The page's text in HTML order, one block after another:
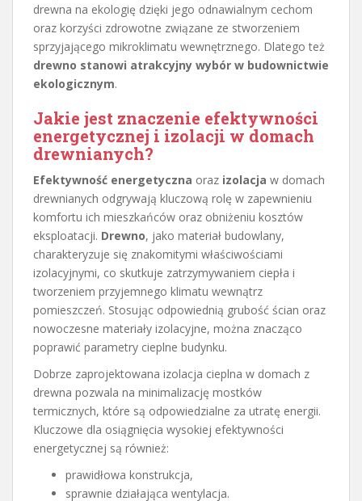
drewna na ekologię dzięki jego odnawialnym cechom
oraz korzyści zdrowotne związane ze stworzeniem
sprzyjającego mikroklimatu wewnętrznego. Dlatego też
drewno stanowi atrakcyjny wybór w budownictwie
ekologicznym.
Jakie jest znaczenie efektywności
energetycznej i izolacji w domach
drewnianych?
Efektywność energetyczna oraz izolacja w domach
drewnianych odgrywają kluczową rolę w zapewnieniu
komfortu ich mieszkańców oraz obniżeniu kosztów
eksploatacji. Drewno, jako materiał budowlany,
charakteryzuje się znakomitymi właściwościami
izolacyjnymi, co skutkuje zatrzymywaniem ciepła i
tworzeniem przyjemnego klimatu wewnątrz
pomieszczeń. Stosując odpowiednią grubość ścian oraz
nowoczesne materiały izolacyjne, można znacząco
poprawić parametry cieplne budynku.
Dobrze zaprojektowana izolacja cieplna w domach z
drewna pozwala na minimalizację mostków
termicznych, które są odpowiedzialne za utratę energii.
Kluczowe dla osiągnięcia wysokiej efektywności
energetycznej są również:
prawidłowa konstrukcja,
sprawnie działająca wentylacja.